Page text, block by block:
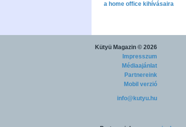
a home office kihívásaira
Kütyü Magazin © 2026
Impresszum
Médiaajánlat
Partnereink
Mobil verzió
info@kutyu.hu